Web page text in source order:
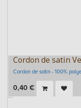
Cordon de satin
Cordon de satin - 100%
0,40 €